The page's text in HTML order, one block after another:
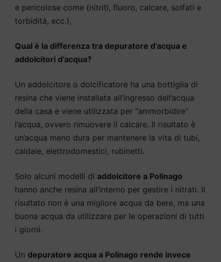
e pericolose come (nitriti, fluoro, calcare, solfati e
torbidità, ecc.),
Qual è la differenza tra depuratore d’acqua e
addolcitori d’acqua?
Un addolcitore o dolcificatore ha una bottiglia di
resina che viene installata all’ingresso dell’acqua
della casa e viene utilizzata per “ammorbidire”
l’acqua, ovvero rimuovere il calcare. Il risultato è
un’acqua meno dura per mantenere la vita di tubi,
caldaie, elettrodomestici, rubinetti.
Solo alcuni modelli di addolcitore a Polinago
hanno anche resina all’interno per gestire i nitrati. Il
risultato non è una migliore acqua da bere, ma una
buona acqua da utilizzare per le operazioni di tutti
i giorni.
Un depuratore acqua a Polinago rende invece